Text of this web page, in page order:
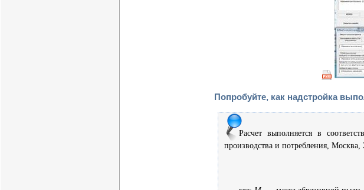
Попробуйте, как надстройка
Расчет выполняется в
производства и потребления,